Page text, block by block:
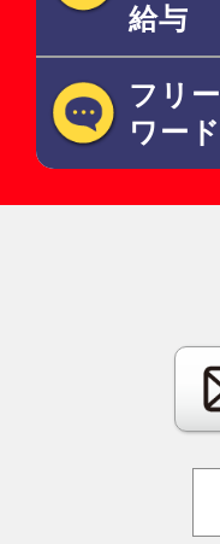
給与
フリー
ワード